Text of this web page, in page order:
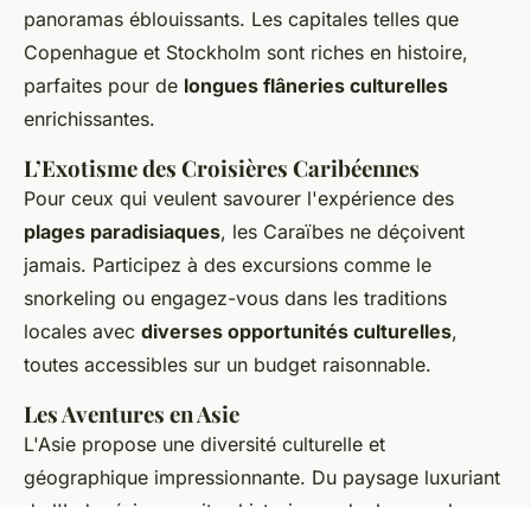
panoramas éblouissants. Les capitales telles que
Copenhague et Stockholm sont riches en histoire,
parfaites pour de longues flâneries culturelles
enrichissantes.
L’Exotisme des Croisières Caribéennes
Pour ceux qui veulent savourer l'expérience des
plages paradisiaques, les Caraïbes ne déçoivent
jamais. Participez à des excursions comme le
snorkeling ou engagez-vous dans les traditions
locales avec diverses opportunités culturelles,
toutes accessibles sur un budget raisonnable.
Les Aventures en Asie
L'Asie propose une diversité culturelle et
géographique impressionnante. Du paysage luxuriant